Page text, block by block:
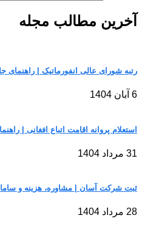
آخرین مطالب مجله
رتبه شورای عالی انفورماتیک | راهنمای
6 آبان 1404
استعلام پروانه اقامت اتباع افغانی | راهنمای
31 مرداد 1404
ثبت شرکت آسان | مشاوره، هزینه و
28 مرداد 1404